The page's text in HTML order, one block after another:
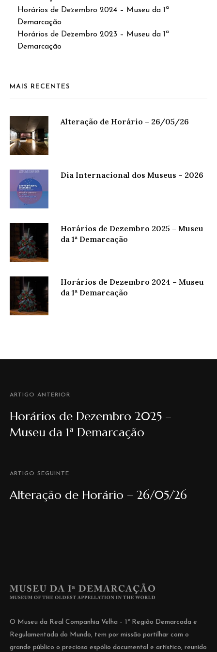
Horários de Dezembro 2024 – Museu da 1ª
Demarcação
Horários de Dezembro 2023 – Museu da 1ª
Demarcação
MAIS RECENTES
Alteração de Horário – 26/05/26
Dia Internacional dos Museus – 2026
Horários de Dezembro 2025 – Museu
da 1ª Demarcação
Horários de Dezembro 2024 – Museu
da 1ª Demarcação
ARTIGO ANTERIOR
Horários de Dezembro 2025 –
Museu da 1ª Demarcação
ARTIGO SEGUINTE
Alteração de Horário – 26/05/26
O Museu da Real Companhia Velha – 1º Região Demarcada e
Regulamentada do Mundo, tem por missão partilhar com o
grande público o precioso espólio documental e artístico, reunido